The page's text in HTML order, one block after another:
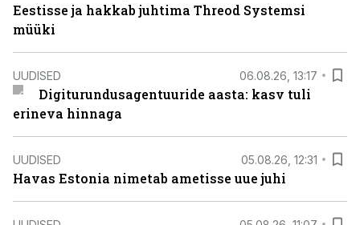
Eestisse ja hakkab juhtima Threod Systemsi
müüki
UUDISED 06.08.26, 13:17
Digiturundusagentuuride aasta: kasv tuli
erineva hinnaga
UUDISED 05.08.26, 12:31
Havas Estonia nimetab ametisse uue juhi